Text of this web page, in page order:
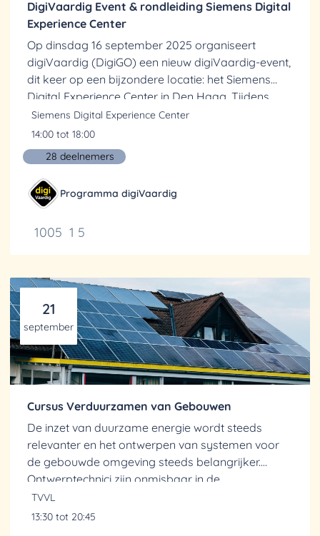
DigiVaardig Event & rondleiding Siemens Digital
Experience Center
Op dinsdag 16 september 2025 organiseert
digiVaardig (DigiGO) een nieuw digiVaardig-event,
dit keer op een bijzondere locatie: het Siemens
Digital Experience Center in Den Haag. Tijdens
deze middag nemen we je mee in inspirerende
verhalen en...
Siemens Digital Experience Center
14:00 tot 18:00
28 deelnemers
Programma digiVaardig
1005 1 5
21
september
Cursus Verduurzamen van Gebouwen
De inzet van duurzame energie wordt steeds
relevanter en het ontwerpen van systemen voor
de gebouwde omgeving steeds belangrijker.
Ontwerptechnici zijn onmisbaar in de
energietransitie. Ze hebben een cruciale rol bij het
ontwikkelen van...
TVVL
13:30 tot 20:45